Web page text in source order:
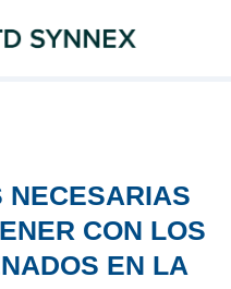
NECESARIAS
CON LOS
EN LA